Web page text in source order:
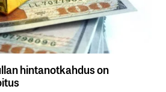
hintanotkahdus on